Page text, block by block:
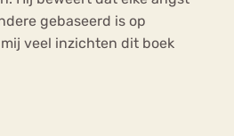
gebaseerd is op
veel inzichten dit boek